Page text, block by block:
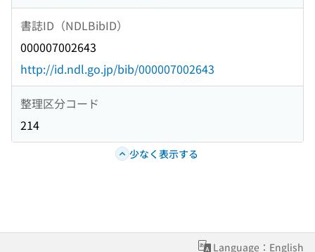
書誌ID（NDLBibID）
000007002643
http://id.ndl.go.jp/bib/000007002643
整理区分コード
214
少なく表示する
Language：English